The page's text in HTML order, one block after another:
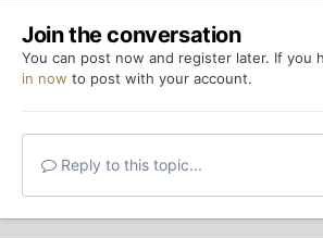
Join the conversation
You can post now and register later. If you
in now to post with your account.
Reply to this topic...